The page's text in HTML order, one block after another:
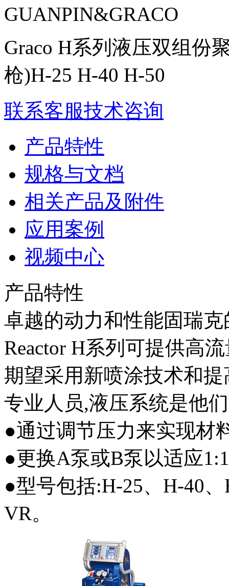
GUANPIN&GRACO
Graco H系列液压双组份
枪)H-25 H-40 H-50
联系客服技术咨询
产品特性
规格与文档
相关产品及附件
应用案例
视频中心
产品特性
卓越的动力和性能固瑞克
Reactor H系列可提供高
期望采用新喷涂技术和
专业人员,液压系统是他
●通过调节压力来实现材
●更换A泵或B泵以适应
●型号包括:H-25、H-40
VR。